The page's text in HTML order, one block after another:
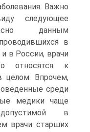
Важно
следующее
данным
в
в России, врачи
относятся к
целом. Впро­чем,
среди
медики чаще
в
врачи старших